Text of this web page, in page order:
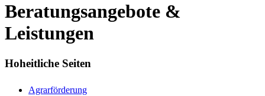
Beratungsangebote &
Leistungen
Hoheitliche Seiten
Agrarförderung